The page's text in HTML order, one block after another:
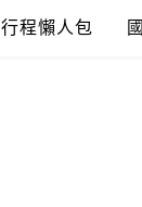
行程懶人包